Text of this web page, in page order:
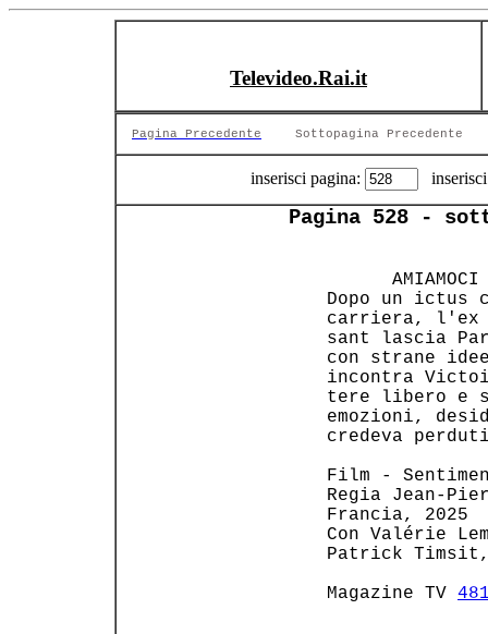
Televideo.Rai.it
Pagina Precedente Sottopagina Precedente
inserisci pagina:
Pagina 528 -
Dopo un ictus
carriera, l'ex
sant lascia
con strane
incontra
tere libero e
emozioni,
Film -
Regia
Con Valérie
Patrick
Magazine TV